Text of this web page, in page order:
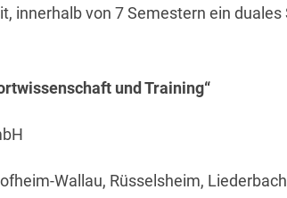
innerhalb von 7 Semestern ein duales
und Training“
Wallau, Rüsselsheim,